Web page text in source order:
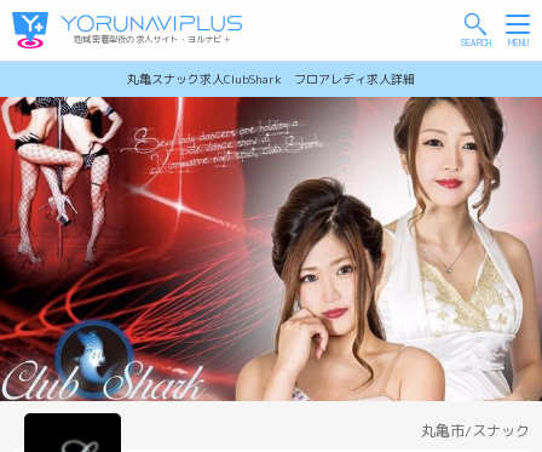
丸亀スナック求人ClubShark フロアレディ求人詳細
地域密着型夜の求人サイト・ヨルナビ＋
丸亀市/スナック